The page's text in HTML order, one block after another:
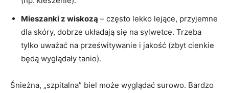
Mieszanki z wiskozą – często lekko lejące, przyjemne
dla skóry, dobrze układają się na sylwetce. Trzeba
tylko uważać na prześwitywanie i jakość (zbyt cienkie
będą wyglądały tanio).
Śnieżna, „szpitalna” biel może wyglądać surowo. Bardzo